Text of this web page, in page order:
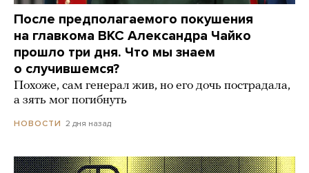
После предполагаемого покушения
на главкома ВКС Александра Чайко
прошло три дня. Что мы знаем
о случившемся?
Похоже, сам генерал жив, но его дочь пострадала,
а зять мог погибнуть
НОВОСТИ 2 дня назад